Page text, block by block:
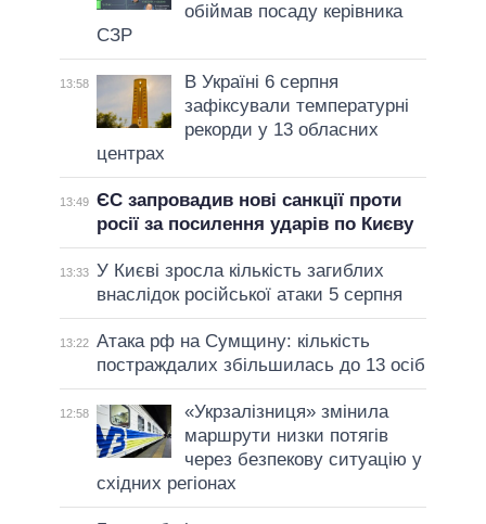
обіймав посаду керівника
СЗР
13:58
В Україні 6 серпня
зафіксували температурні
рекорди у 13 обласних
центрах
13:49 ЄС запровадив нові санкції проти
росії за посилення ударів по Києву
13:33 У Києві зросла кількість загиблих
внаслідок російської атаки 5 серпня
13:22 Атака рф на Сумщину: кількість
постраждалих збільшилась до 13 осіб
12:58
«Укрзалізниця» змінила
маршрути низки потягів
через безпекову ситуацію у
східних регіонах